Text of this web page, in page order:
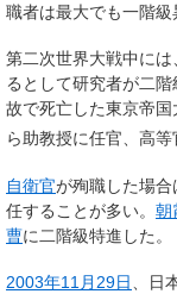
職者は最大でも一階級
第二次世界大戦中に
るとして研究者が二
故で死亡した東京帝
ら助教授に任官、高
自衛官が殉職した場
任することが多い。 朝
曹に二階級特進した。
2003年11月29日 、日